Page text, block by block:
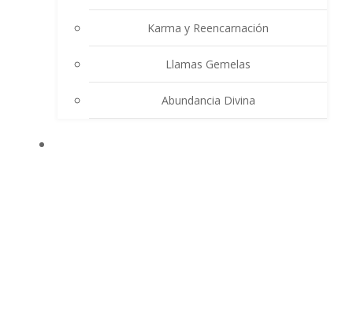
Karma y Reencarnación
Llamas Gemelas
Abundancia Divina